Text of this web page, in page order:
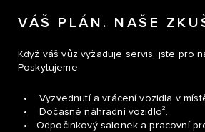
VÁŠ PLÁN. NAŠE
Když váš vůz vyžaduje servis, jste pro
Poskytujeme:
• Vyzvednutí a vrácení vozidla v
• Dočasné náhradní vozidlo2
• Odpočinkový salonek a pracovní